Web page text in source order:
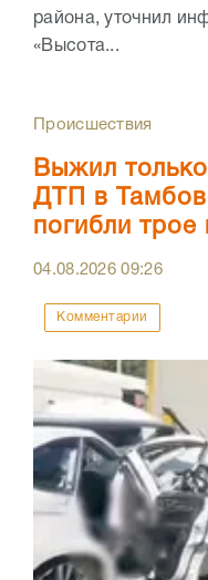
района, уточнил
«Высота...
Происшествия
Выжил
ДТП в
погибли трое
04.08.202609:26
Комментарии